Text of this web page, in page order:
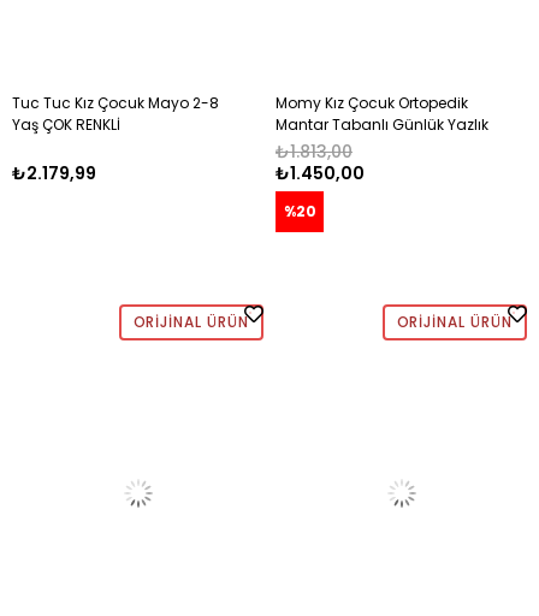
Tuc Tuc Kız Çocuk Mayo 2-8
Yaş ÇOK RENKLİ
₺2.179,99
Momy Kız Çocuk Ortopedik
Mantar Tabanlı Günlük Yazlık
Sandalet 26-30 TURUNCU
₺1.450,00
₺1.813,00
%20
ORIJINAL ÜRÜN ORIJINAL ÜRÜN